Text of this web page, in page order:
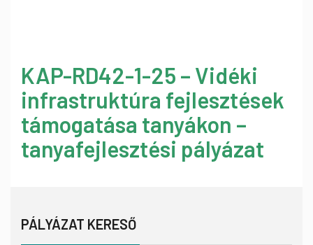
KAP-RD42-1-25 – Vidéki
infrastruktúra fejlesztések
támogatása tanyákon –
tanyafejlesztési pályázat
PÁLYÁZAT KERESŐ